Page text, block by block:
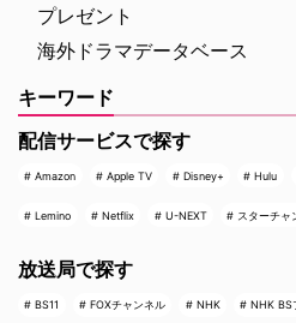
プレゼント
海外ドラマデータベース
キーワード
配信サービスで探す
Amazon Apple TV Disney+ Hulu
Lemino Netflix U-NEXT スターチャ
放送局で探す
BS11 FOXチャンネル NHK NHK BS